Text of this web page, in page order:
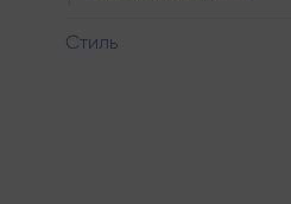
Стиль